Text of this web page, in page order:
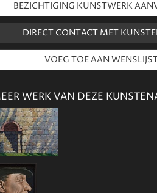
BEZICHTIGING KUNSTWERK
DIRECT CONTACT MET
WERK VAN DEZE